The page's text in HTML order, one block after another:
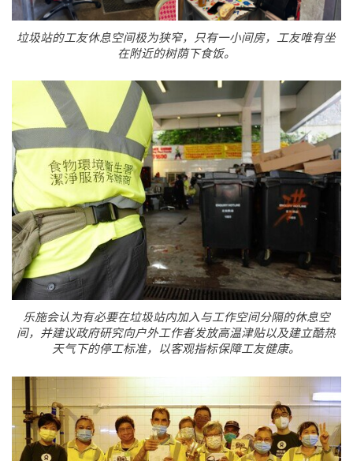
垃圾站的工友休息空间极为狭窄，只有一小间房，工友唯有坐
在附近的树荫下食饭。
乐施会认为有必要在垃圾站内加入与工作空间分隔的休息空
间，并建议政府研究向户外工作者发放高温津贴以及建立酷热
天气下的停工标准，以客观指标保障工友健康。